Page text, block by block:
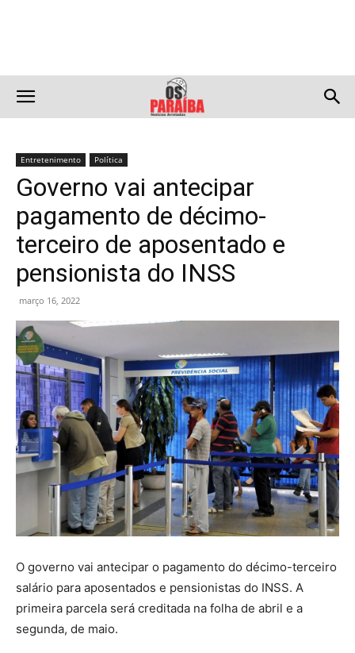
Entretenimento Política
Governo vai antecipar
pagamento de décimo-
terceiro de aposentado e
pensionista do INSS
março 16, 2022
O governo vai antecipar o pagamento do décimo-terceiro
salário para aposentados e pensionistas do INSS. A
primeira parcela será creditada na folha de abril e a
segunda, de maio.